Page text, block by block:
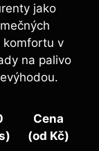
jako
komfortu v
na palivo
Cena
(od Kč)